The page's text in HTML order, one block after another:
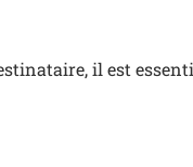
il est